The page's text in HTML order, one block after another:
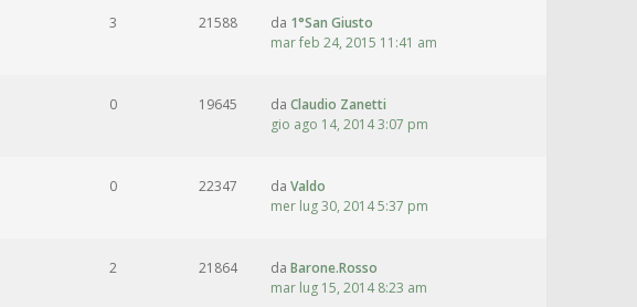
3 21588 da 1°San Giusto
mar feb 24, 2015 11:41 am
0 19645 da Claudio Zanetti
gio ago 14, 2014 3:07 pm
0 22347 da Valdo
mer lug 30, 2014 5:37 pm
2 21864 da Barone.Rosso
mar lug 15, 2014 8:23 am